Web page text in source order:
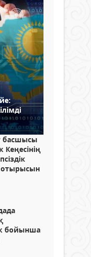
басшысы
Кеңесінің
отырысын
бойынша